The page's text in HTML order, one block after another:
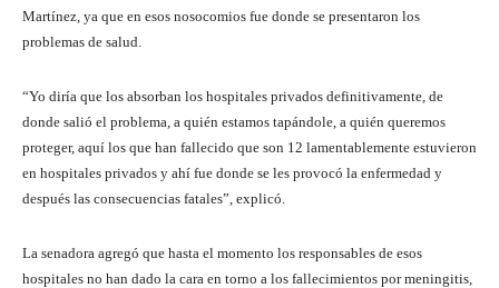
Martínez, ya que en esos nosocomios fue donde se presentaron los
problemas de salud.
“Yo diría que los absorban los hospitales privados definitivamente, de
donde salió el problema, a quién estamos tapándole, a quién queremos
proteger, aquí los que han fallecido que son 12 lamentablemente estuvieron
en hospitales privados y ahí fue donde se les provocó la enfermedad y
después las consecuencias fatales”, explicó.
La senadora agregó que hasta el momento los responsables de esos
hospitales no han dado la cara en torno a los fallecimientos por meningitis,